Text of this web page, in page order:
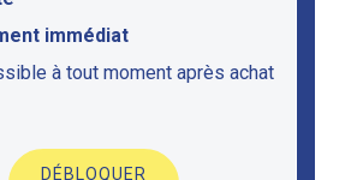
immédiat
à tout moment après achat
DÉBLOQUER